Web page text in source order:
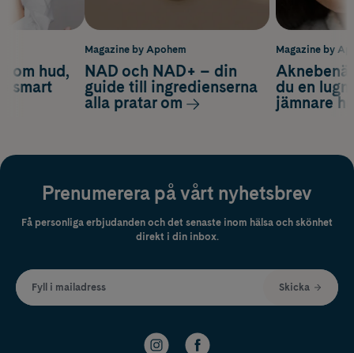
Magazine by
du en
jämnare
om hud,
smart
Magazine by Apohem
NAD och NAD+ – din
guide till ingredienserna
alla pratar om
Prenumerera på vårt nyhetsbrev
Få personliga erbjudanden och det senaste inom hälsa och skönhet
direkt i din inbox.
Fyll i mailadress Skicka